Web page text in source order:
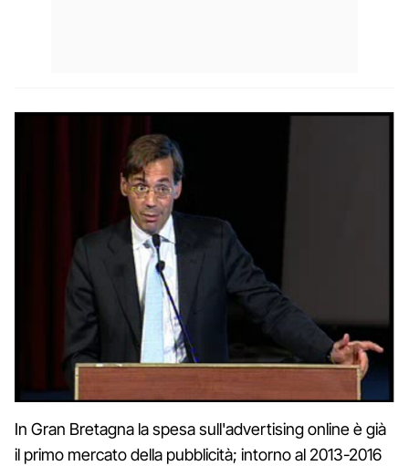
In Gran Bretagna la spesa sull'advertising online è già
il primo mercato della pubblicità; intorno al 2013-2016